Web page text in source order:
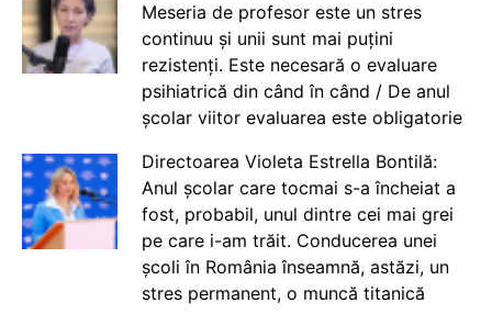
Meseria de profesor este un stres
continuu și unii sunt mai puțini
rezistenți. Este necesară o evaluare
psihiatrică din când în când / De anul
școlar viitor evaluarea este obligatorie
Directoarea Violeta Estrella Bontilă:
Anul școlar care tocmai s-a încheiat a
fost, probabil, unul dintre cei mai grei
pe care i-am trăit. Conducerea unei
școli în România înseamnă, astăzi, un
stres permanent, o muncă titanică